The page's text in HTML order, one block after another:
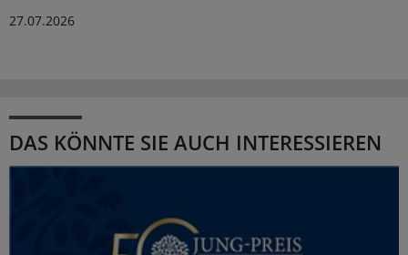
27.07.2026
DAS KÖNNTE SIE AUCH INTERESSIEREN